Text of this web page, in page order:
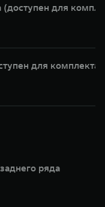
для
для
ряда